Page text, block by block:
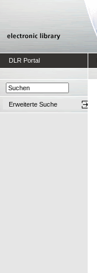
DLR Portal
Erweiterte Suche